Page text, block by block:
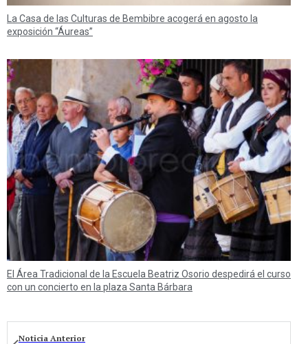
La Casa de las Culturas de Bembibre acogerá en agosto la
exposición “Áureas”
El Área Tradicional de la Escuela Beatriz Osorio despedirá el curso
con un concierto en la plaza Santa Bárbara
Noticia Anterior